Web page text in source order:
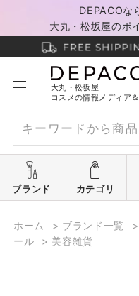
DEPACOな
大丸・松坂屋のポ
大丸・松坂屋
コスメの情報メディア
ブランド カテゴリ
ホーム > ブランド一覧 >
ール
> 美容雑貨